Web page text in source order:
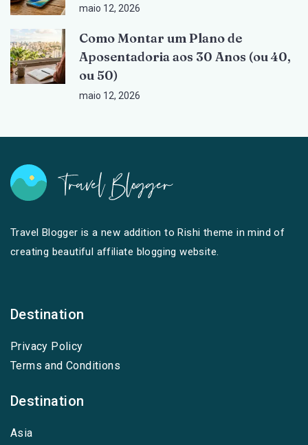
maio 12, 2026
Como Montar um Plano de
Aposentadoria aos 30 Anos (ou 40,
ou 50)
maio 12, 2026
Travel Blogger is a new addition to Rishi theme in mind of
creating beautiful affiliate blogging website.
Destination
Privacy Policy
Terms and Conditions
Destination
Asia